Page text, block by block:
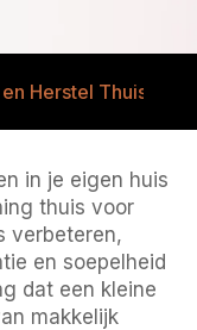
Herstel Thuis
in je eigen huis
thuis voor
verbeteren,
en soepelheid
dat een kleine
makkelijk